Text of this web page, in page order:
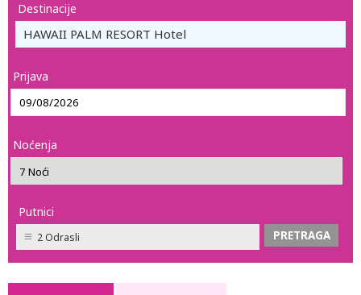
Destinacije
HAWAII PALM RESORT Hotel
Prijava
Noćenja
Putnici
2 Odrasli